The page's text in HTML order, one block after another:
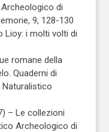
di
9, 128-130
Lioy: i molti volti di
romane della
Quaderni di
Naturalistico
– Le collezioni
Archeologico di